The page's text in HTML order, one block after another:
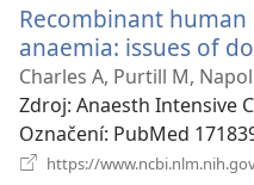
Recombinant
anaemia: issues of
Charles A, Purtill M,
Zdroj‎: Anaesth Intensive
Označení‎: PubMed
https://